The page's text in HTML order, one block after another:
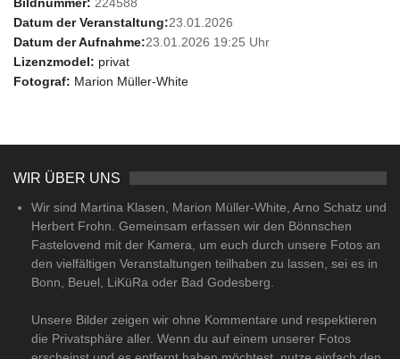
Datum der Veranstaltung:23.01.2026
Datum der Aufnahme:23.01.2026 19:25 Uhr
Lizenzmodel: privat
Fotograf: Marion Müller-White
WIR ÜBER UNS
Wir sind Martina Klasen, Marion Müller-White, Arno Schatz und
Herbert Frohn. Gemeinsam erfassen wir den Bönnschen
Fastelovend mit der Kamera, um euch durch unsere Fotos an
den vielfältigen Veranstaltungen teilhaben zu lassen, sei es in
Bonn, Beuel, LiKüRa oder Bad Godesberg.
Unsere Bilder zeigen wir ohne Kommentare und respektieren
die Privatsphäre aller. Wenn du auf einem unserer Fotos